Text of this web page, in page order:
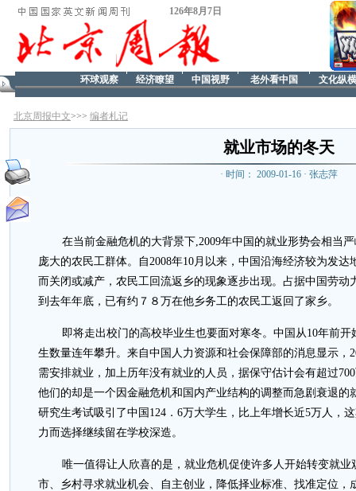
126年8月7日
文化纵横
老外看中国
中国视野
经济瞭望
环球观察
北京周报中文>>> 编者札记
就业市场的冬天
· 时间： 2009-01-16 · 张志萍
在当前金融危机的大背景下,2009年中国的就业形势会相当
庞大的农民工群体。自2008年10月以来，中国沿海经济较为发
而关闭或减产，农民工回流返乡的现象逐步出现。占据中国劳动
到去年年底，已有约７８万在他乡务工的农民工返回了家乡。
即将走出校门的高校毕业生也要面对寒冬。中国从10年前
生数量连年攀升。来自中国人力资源和社会保障部的消息显示，
需安排就业，加上历年没有就业的人员，据保守估计会有超过
他们的却是一个因金融危机和国内产业结构的调整而急剧衰退的
研究生考试吸引了中国124．6万大学生，比上年增长近5万人，
力而选择继续留在学校深造。
唯一值得让人欣喜的是，就业危机促使许多人开始转变就
市、乡村寻求就业机会、自主创业，降低择业标准、找准定位，